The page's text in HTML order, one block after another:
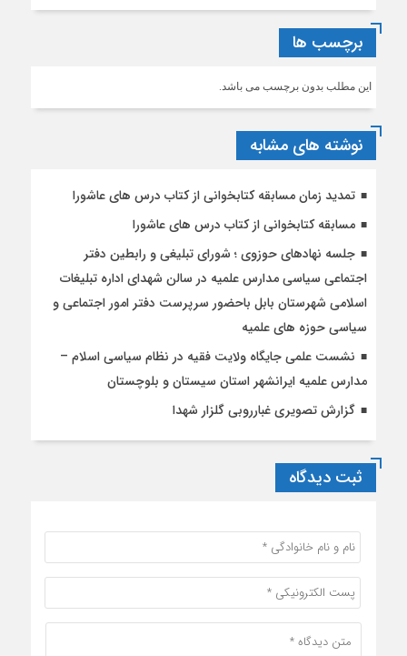
برچسب ها
این مطلب بدون برچسب می باشد.
نوشته های مشابه
تمدید زمان مسابقه کتابخوانی از کتاب درس های عاشورا
مسابقه کتابخوانی از کتاب درس های عاشورا
جلسه نهادهای حوزوی ؛ شورای تبلیغی و رابطین دفتر
اجتماعی سیاسی مدارس علمیه در سالن شهدای اداره تبلیغات
اسلامی شهرستان بابل باحضور سرپرست دفتر امور اجتماعی و
سیاسی حوزه های علمیه
نشست علمی جایگاه ولایت فقیه در نظام سیاسی اسلام –
مدارس علمیه ایرانشهر استان سیستان و بلوچستان
گزارش تصویری غبارروبی گلزار شهدا
ثبت دیدگاه